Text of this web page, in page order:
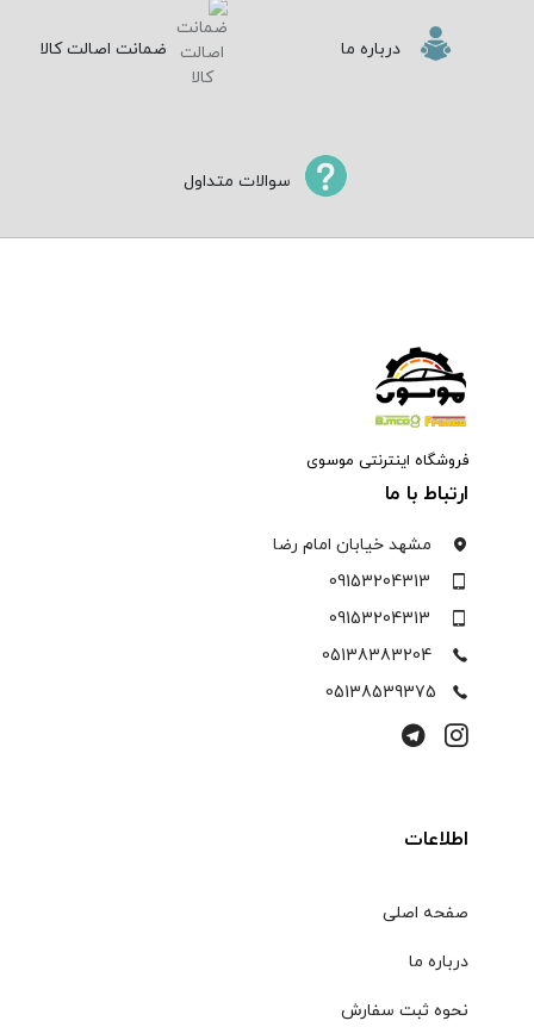
درباره ما ضمانت اصالت کالا
سوالات متداول
فروشگاه اینترنتی موسوی
ارتباط با ما
مشهد خیابان امام رضا
09153204313
09153204313
05138383204
05138539375
اطلاعات
صفحه اصلی
درباره ما
نحوه ثبت سفارش